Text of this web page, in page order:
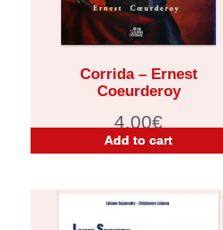
Corrida – Ernest
Coeurderoy
4,00€
Add to cart